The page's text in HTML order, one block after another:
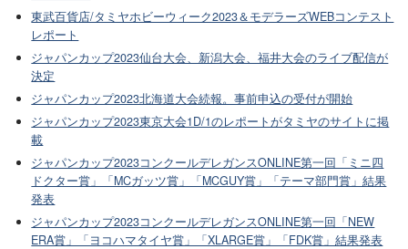
東武百貨店/タミヤホビーウィーク2023＆モデラーズWEBコンテスト
レポート
ジャパンカップ2023仙台大会、新潟大会、福井大会のライブ配信が
決定
ジャパンカップ2023北海道大会続報。事前申込の受付が開始
ジャパンカップ2023東京大会1D/1のレポートがタミヤのサイトに掲
載
ジャパンカップ2023コンクールデレガンスONLINE第一回「ミニ四
ドクター賞」「MCガッツ賞」「MCGUY賞」「テーマ部門賞」結果
発表
ジャパンカップ2023コンクールデレガンスONLINE第一回「NEW
ERA賞」「ヨコハマタイヤ賞」「XLARGE賞」「FDK賞」結果発表